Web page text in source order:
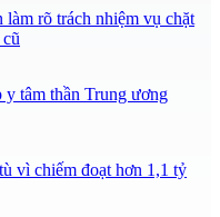
rõ trách nhiệm vụ chặt
tâm thần Trung ương
vì chiếm đoạt hơn 1,1 tỷ